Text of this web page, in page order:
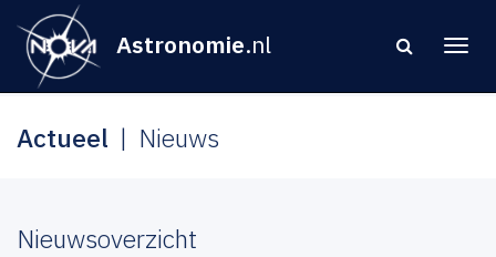
Astronomie.nl
Actueel Nieuws
Nieuwsoverzicht